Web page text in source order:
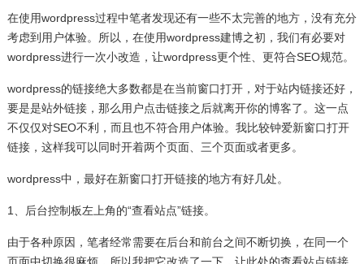
在使用wordpress过程中笔者发现还有一些不太完善的地方，没有充分
考虑到用户体验。所以，在使用wordpress建博之初，我们有必要对
wordpress进行一次小改造，让wordpress更个性、更符合SEO规范。
wordpress的链接绝大多数都是在当前窗口打开，对于站内链接还好，
要是是站外链接，那么用户点击链接之后就离开你的博客了。这一点
不仅仅对SEO不利，而且也不符合用户体验。我比较钟爱新窗口打开
链接，这样我可以同时开着两个页面、三个页面或者更多。
wordpress中，最好在新窗口打开链接的地方有好几处。
1、后台控制板左上角的“查看站点”链接。
由于各种原因，笔者经常需要在后台和前台之间不断切换，在同一个